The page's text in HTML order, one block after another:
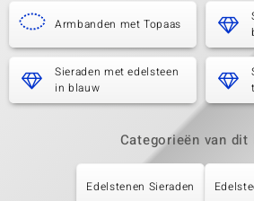
Armbanden met Topaas
Sieraden met edelsteen
in blauw
Categorieën van dit
Edelstenen Sieraden